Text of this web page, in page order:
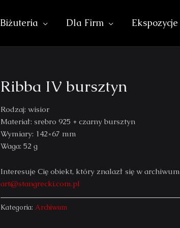
Biżuteria Dla Firm Ekspozycje
Ribba IV bursztyn
Rodzaj: wisior
Materiał: srebro 925 + czarny bursztyn
Wymiary: 142×67 mm
Waga: 52 g
Interesuje Cię obiekt, który znalazł się w
art@stangrecki.com.pl
Kategoria: Archiwum